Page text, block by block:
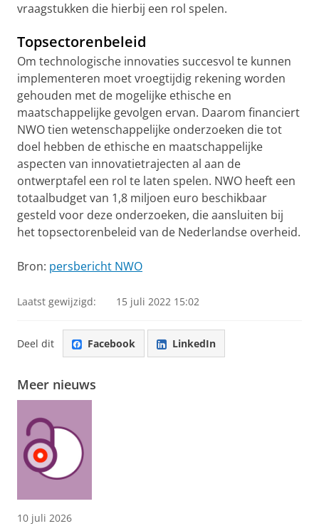
vraagstukken die hierbij een rol spelen.
Topsectorenbeleid
Om technologische innovaties succesvol te kunnen
implementeren moet vroegtijdig rekening worden
gehouden met de mogelijke ethische en
maatschappelijke gevolgen ervan. Daarom financiert
NWO tien wetenschappelijke onderzoeken die tot
doel hebben de ethische en maatschappelijke
aspecten van innovatietrajecten al aan de
ontwerptafel een rol te laten spelen. NWO heeft een
totaalbudget van 1,8 miljoen euro beschikbaar
gesteld voor deze onderzoeken, die aansluiten bij
het topsectorenbeleid van de Nederlandse overheid.
Bron: persbericht NWO
Laatst gewijzigd: 15 juli 2022 15:02
Deel dit Facebook LinkedIn
Meer nieuws
10 juli 2026